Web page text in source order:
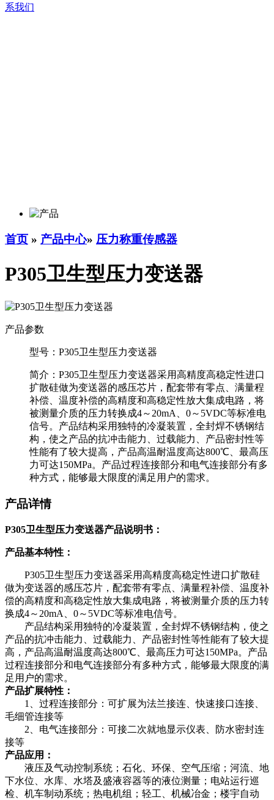
系我们
首页 » 产品中心» 压力称重传感器
P305卫生型压力变送器
产品参数
型号： P305卫生型压力变送器
简介： P305卫生型压力变送器采用高精度高稳定性进口
扩散硅做为变送器的感压芯片，配套带有零点、满量程
补偿、温度补偿的高精度和高稳定性放大集成电路，将
被测量介质的压力转换成4～20mA、0～5VDC等标准电
信号。产品结构采用独特的冷凝装置，全封焊不锈钢结
构，使之产品的抗冲击能力、过载能力、产品密封性等
性能有了较大提高，产品高温耐温度高达800℃、最高压
力可达150MPa。产品过程连接部分和电气连接部分有多
种方式，能够最大限度的满足用户的需求。
产品详情
P305卫生型压力变送器产品说明书：
产品基本特性：
P305卫生型压力变送器采用高精度高稳定性进口扩散硅
做为变送器的感压芯片，配套带有零点、满量程补偿、温度补
偿的高精度和高稳定性放大集成电路，将被测量介质的压力转
换成4～20mA、0～5VDC等标准电信号。
产品结构采用独特的冷凝装置，全封焊不锈钢结构，使之
产品的抗冲击能力、过载能力、产品密封性等性能有了较大提
高，产品高温耐温度高达800℃、最高压力可达150MPa。产品
过程连接部分和电气连接部分有多种方式，能够最大限度的满
足用户的需求。
产品扩展特性：
1、过程连接部分：可扩展为法兰接连、快速接口连接、
毛细管连接等
2、电气连接部分：可接二次就地显示仪表、防水密封连
接等
产品应用：
液压及气动控制系统；石化、环保、空气压缩；河流、地
下水位、水库、水塔及盛液容器等的液位测量；电站运行巡
检、机车制动系统；热电机组；轻工、机械冶金；楼宇自动